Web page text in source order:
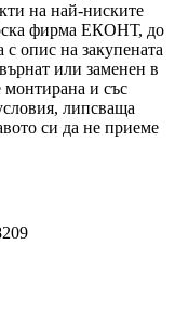
на най-ниските
фирма ЕКОНТ, до
опис на закупената
или заменен в
монтирана и със
липсваща
си да не приеме